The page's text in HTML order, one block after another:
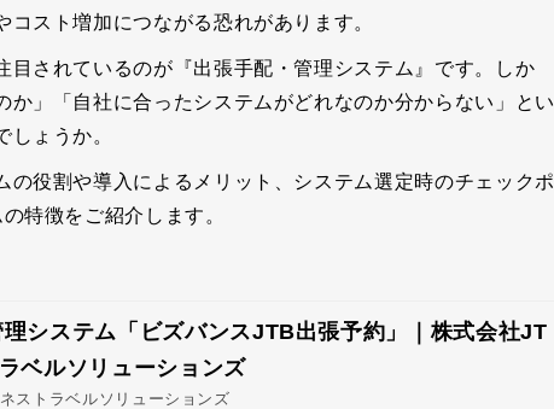
スト増加につながる恐れがあります。
目されているのが『出張手配・管理システム』です。しか
か」「自社に合ったシステムがどれなのか分からない」とい
ょうか。
の役割や導入によるメリット、システム選定時のチェックポ
特徴をご紹介します。
システム「ビズバンスJTB出張予約」｜株式会社JT
ベルソリューションズ
ストラベルソリューションズ